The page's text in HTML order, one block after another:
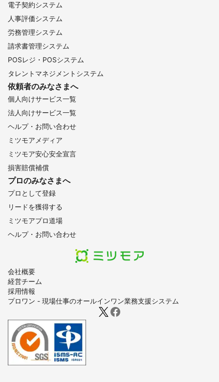
会社概要
経営チーム
採用情報
プロワン - 現場仕事のオールインワン業務支援システム
電子契約システム
人事評価システム
労務管理システム
請求書管理システム
POSレジ・POSシステム
タレントマネジメントシステム
依頼者のみなさまへ
個人向けサービス一覧
法人向けサービス一覧
ヘルプ・お問い合わせ
ミツモアメディア
ミツモア安心安全宣言
損害賠償補償
プロのみなさまへ
プロとして登録
リードを獲得する
ミツモアプロ道場
ヘルプ・お問い合わせ